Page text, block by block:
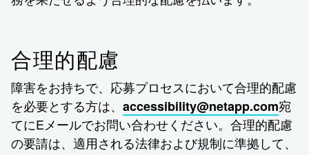
合理的配慮
障害をお持ちで、応募プロセスにおいて合理的配慮
を必要とする方は、 accessibility@netapp.com宛
てにEメールでお問い合わせください。合理的配慮
の要請は、適用される法律および規制に準拠して、